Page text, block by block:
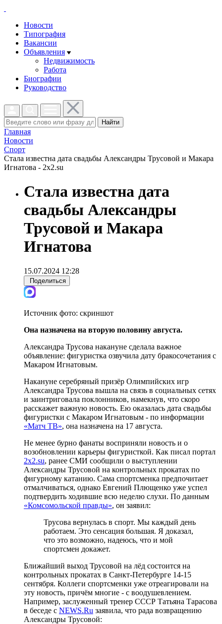
Новости
Типография
Вакансии
Объявления
Недвижимость
Работа
Биографии
Руководство
Найти
Главная
Новости
Спорт
Стала известна дата свадьбы Александры Трусовой и Макара
Игнатова - 2x2.su
Стала известна дата
свадьбы Александры
Трусовой и Макара
Игнатова
15.07.2024 12:28
Поделиться
Источник фото: скриншот
Она назначена на вторую половину августа.
Александра Трусова накануне сделала важное
объявление: фигуристка озвучила дату бракосочетания с
Макаром Игнатовым.
Накануне серебряный призёр Олимпийских игр
Александра Трусова вышла на связь в социальных сетях
и заинтриговала поклонников, намекнув, что скоро
расскажет важную новость. Ею оказалась дата свадьбы
фигуристки с Макаром Игнатовым - по информации
«Матч ТВ», она назначена на 17 августа.
Не менее бурно фанаты восприняли новость и о
возобновлении карьеры фигуристкой. Как писал портал
2x2.su, ранее СМИ сообщили о выступлении
Александры Трусовой на контрольных прокатах по
фигурному катанию. Сама спортсменка предпочитает
отмалчиваться, однако Евгений Плющенко уже успел
подтвердить ходившие всю неделю слухи. По данным
«Комсомольской правды», он заявил:
Трусова вернулась в спорт. Мы каждый день
работаем. Это сенсация большая. Я доказал,
что это возможно, надеюсь, что и мой
спортсмен докажет.
Ближайший выход Трусовой на лёд состоится на
контрольных прокатах в Санкт-Петербурге 14-15
сентября. Коллеги спортсменки уже отреагировали на
эту новость, причём многие - с воодушевлением.
Например, заслуженный тренер СССР Татьяна Тарасова
в беседе с NEWS.Ru заявила, что рада возвращению
Александры Трусовой: